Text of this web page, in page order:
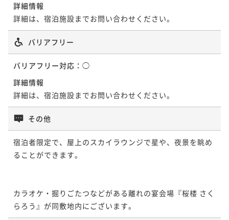
詳細情報
詳細は、宿泊施設までお問い合わせください。
バリアフリー
バリアフリー対応： ◯
詳細情報
詳細は、宿泊施設までお問い合わせください。
その他
宿泊者限定で、屋上のスカイラウンジで星や、夜景を眺め
ることができます。
カラオケ・掘りごたつなどがある離れの宴会場『桜楼 さく
らろう』が同敷地内にございます。